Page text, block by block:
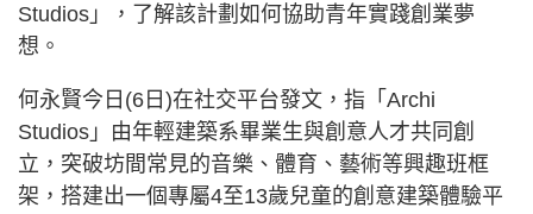
Studios」，了解該計劃如何協助青年實踐創業夢
想。
何永賢今日(6日)在社交平台發文，指「Archi
Studios」由年輕建築系畢業生與創意人才共同創
立，突破坊間常見的音樂、體育、藝術等興趣班框
架，搭建出一個專屬4至13歲兒童的創意建築體驗平